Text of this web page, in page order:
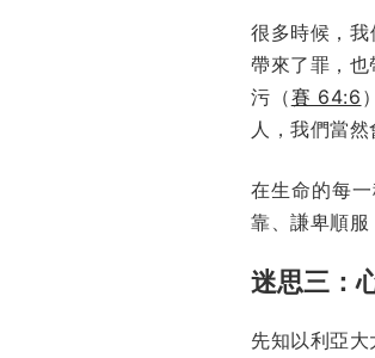
很多時候，
帶來了罪，
污（賽 64:6
人，我們當
在生命的每
靠、謙卑順服
迷思三：
先知以利亞